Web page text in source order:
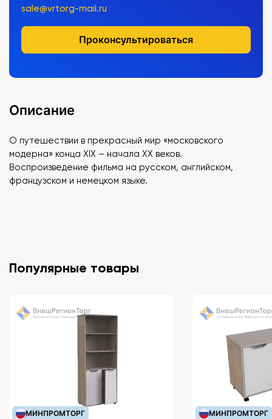
sale@vrtorg-mail.ru
Проконсультироваться
Описание
О путешествии в прекрасный мир «московского
модерна» конца XIX – начала XX веков.
Воспроизведение фильма на русском, английском,
французском и немецком языке.
Популярные товары
МИНПРОМТОРГ МИНПРОМТОРГ